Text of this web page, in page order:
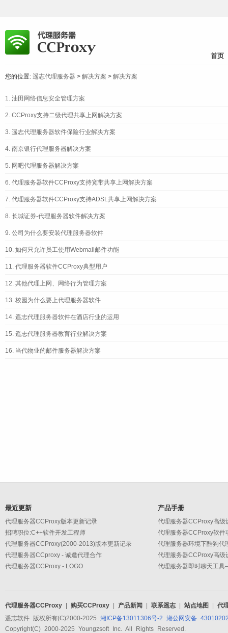
首页
您的位置: 遥志代理服务器 > 解决方案 > 解决方案
1. 油田网络信息安全管理方案
2. CCProxy支持二级代理共享上网解决方案
3. 遥志代理服务器软件保险行业解决方案
4. 南京银行代理服务器解决方案
5. 网吧代理服务器解决方案
6. 代理服务器软件CCProxy支持宽带共享上网解决方案
7. 代理服务器软件CCProxy支持ADSL共享上网解决方案
8. 长城证券-代理服务器软件解决方案
9. 公司为什么要安装代理服务器软件
10. 如何只允许员工使用Webmail邮件功能
11. 代理服务器软件CCProxy典型用户
12. 其他代理上网、网络行为管理方案
13. 校园为什么要上代理服务器软件
14. 遥志代理服务器软件在酒店行业的运用
15. 遥志代理服务器教育行业解决方案
16. 当代物业的邮件服务器解决方案
最近更新
代理服务器CCProxy版本更新记录
招聘职位:C++软件开发工程师
代理服务器CCProxy(2000-2013)版本更新记录
代理服务器CCproxy - 诚邀代理合作
代理服务器CCProxy - LOGO
产品手册
代理服务器CCProxy软件
代理服务器环境下酷狗代
代理服务器CCProxy 购买CCProxy 产品新闻 联系遥志 站点地图
代
遥志软件 版权所有(C)2000-2025 湘ICP备13011306号-2 湘公网安备
Copyright(C) 2000-2025 Youngzsoft Inc. All Rights Reserved.